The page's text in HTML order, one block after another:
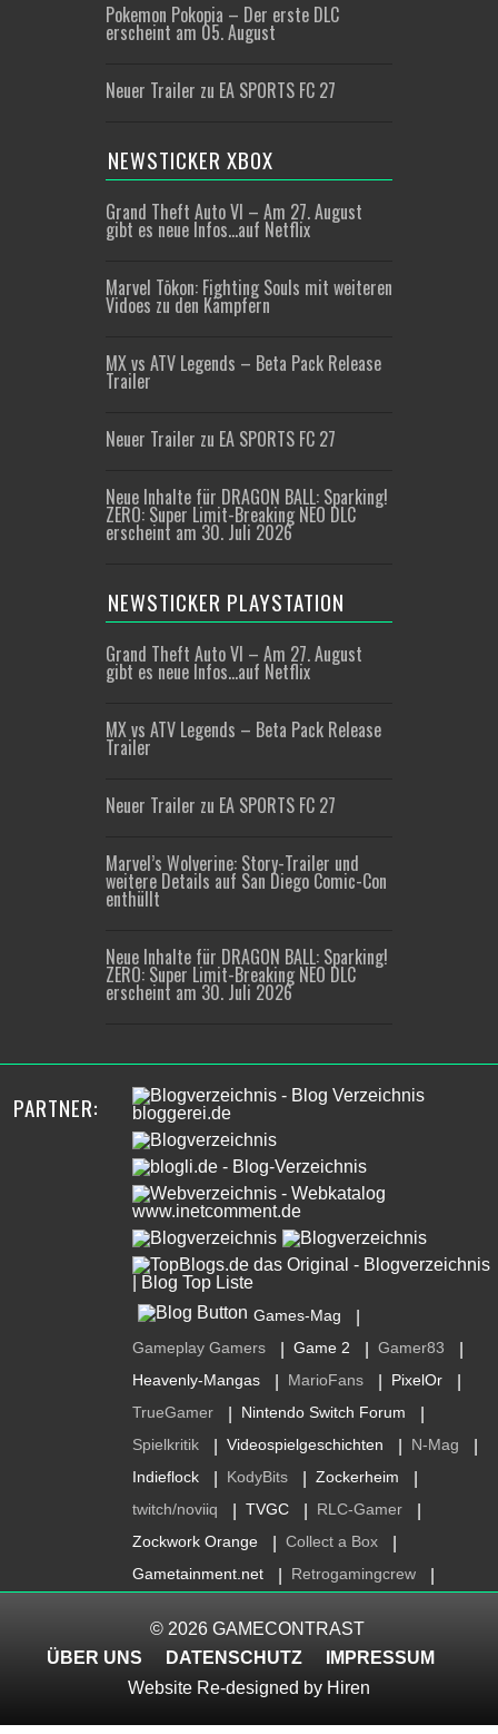
Pokemon Pokopia – Der erste DLC
erscheint am 05. August
Neuer Trailer zu EA SPORTS FC 27
NEWSTICKER XBOX
Grand Theft Auto VI – Am 27. August
gibt es neue Infos…auf Netflix
Marvel Tōkon: Fighting Souls mit weiteren
Vidoes zu den Kämpfern
MX vs ATV Legends – Beta Pack Release
Trailer
Neuer Trailer zu EA SPORTS FC 27
Neue Inhalte für DRAGON BALL: Sparking!
ZERO: Super Limit-Breaking NEO DLC
erscheint am 30. Juli 2026
NEWSTICKER PLAYSTATION
Grand Theft Auto VI – Am 27. August
gibt es neue Infos…auf Netflix
MX vs ATV Legends – Beta Pack Release
Trailer
Neuer Trailer zu EA SPORTS FC 27
Marvel’s Wolverine: Story-Trailer und
weitere Details auf San Diego Comic-Con
enthüllt
Neue Inhalte für DRAGON BALL: Sparking!
ZERO: Super Limit-Breaking NEO DLC
erscheint am 30. Juli 2026
PARTNER:
Games-Mag
Gameplay Gamers Game 2 Gamer83
Heavenly-Mangas MarioFans PixelOr
TrueGamer Nintendo Switch Forum
Spielkritik Videospielgeschichten N-Mag
Indieflock KodyBits Zockerheim
twitch/noviiq TVGC RLC-Gamer
Zockwork Orange Collect a Box
Gametainment.net Retrogamingcrew
© 2026 GAMECONTRAST
ÜBER UNS
DATENSCHUTZ
IMPRESSUM
Website Re-designed by Hiren